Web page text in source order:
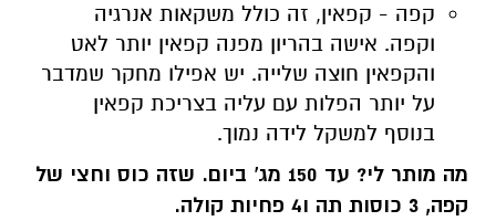
קפה - קפאין, זה כולל משקאות אנרגיה
וקפה. אישה בהריון מפנה קפאין יותר לאט
והקפאין חוצה שלייה. יש אפילו מחקר שמדבר
על יותר הפלות עם עליה בצריכת קפאין
בנוסף למשקל לידה נמוך.
מה מותר לי? עד 150 מג' ביום. שזה כוס וחצי של
קפה, 3 כוסות תה ו4 פחיות קולה.